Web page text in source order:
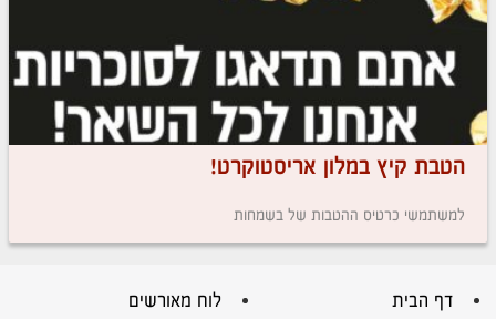
הטבת קיץ במלון אריסטוקרט!
למשתמשי כרטיס ההטבות של בשמחות
דף הבית לוח מאורשים